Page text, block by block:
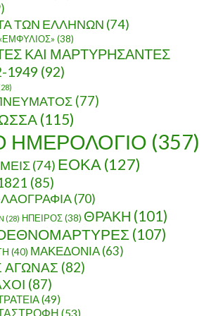
ΤΩΝ ΕΛΛΗΝΩΝ (74)
(38)
ΚΑΙ ΜΑΡΤΥΡΗΣΑΝΤΕΣ
1949 (92)
(77)
(115)
ΗΜΕΡΟΛΟΓΙΟ (357)
(74) ΕΟΚΑ (127)
(85)
(70)
(28) ΗΠΕΙΡΟΣ(38) ΘΡΑΚΗ (101)
(107)
(40) ΜΑΚΕΔΟΝΙΑ(63)
ΑΓΩΝΑΣ (82)
(87)
(49)
(53)